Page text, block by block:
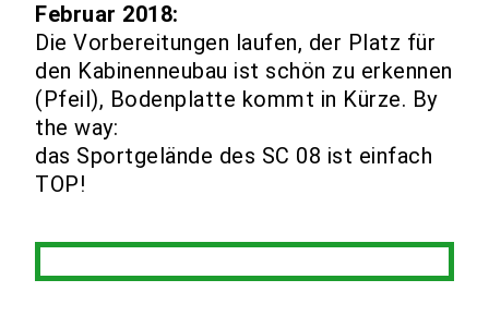
Februar 2018:
Die Vorbereitungen laufen, der Platz für
den Kabinenneubau ist schön zu erkennen
(Pfeil), Bodenplatte kommt in Kürze. By
the way:
das Sportgelände des SC 08 ist einfach
TOP!